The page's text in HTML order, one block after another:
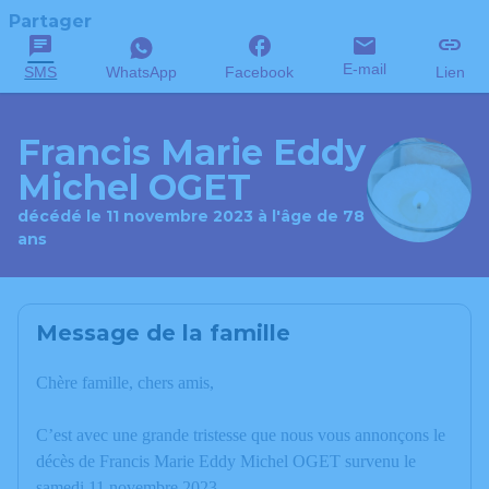
Partager
SMS WhatsApp Facebook E-mail Lien
Francis Marie Eddy
Michel OGET
décédé le 11 novembre 2023 à l'âge de 78
ans
Message de la famille
Chère famille, chers amis,
C’est avec une grande tristesse que nous vous annonçons le
décès de Francis Marie Eddy Michel OGET survenu le